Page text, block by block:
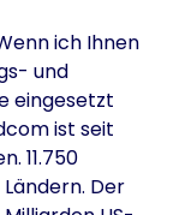
ich Ihnen
und
eingesetzt
ist seit
11.750
Der